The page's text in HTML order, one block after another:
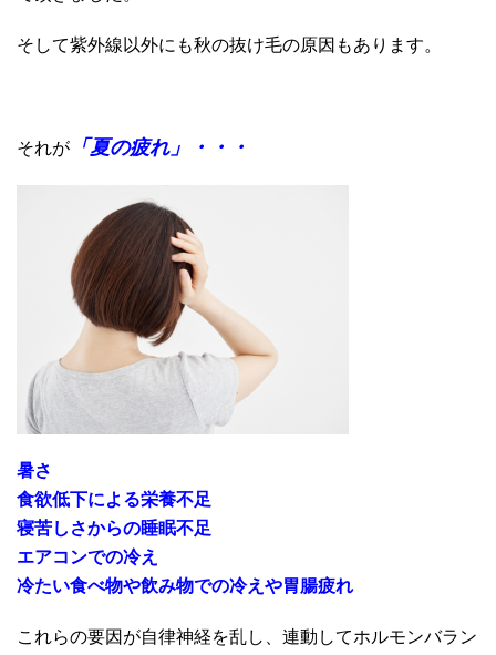
そして紫外線以外にも秋の抜け毛の原因もあります。
それが 「夏の疲れ」・・・
暑さ
食欲低下による栄養不足
寝苦しさからの睡眠不足
エアコンでの冷え
冷たい食べ物や飲み物での冷えや胃腸疲れ
これらの要因が自律神経を乱し、連動してホルモンバラン